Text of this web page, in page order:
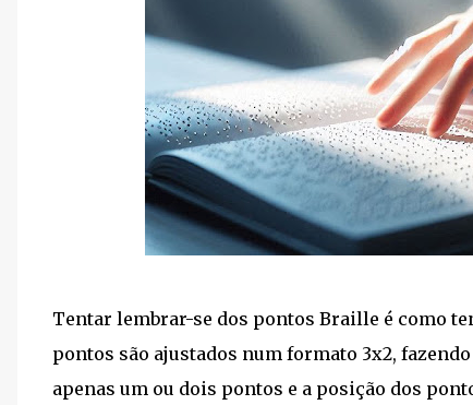
Tentar lembrar-se dos pontos Braille é como
pontos são ajustados num formato 3x2,
apenas um ou dois pontos e a posição dos